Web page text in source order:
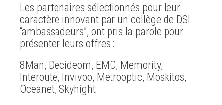
Les partenaires sélectionnés pour leur
caractère innovant par un collège de DSI
“ambassadeurs”, ont pris la parole pour
présenter leurs offres :
8Man, Decideom, EMC, Memority,
Interoute, Invivoo, Metrooptic, Moskitos,
Oceanet, Skyhight